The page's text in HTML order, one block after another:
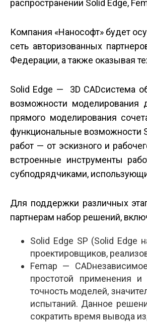
распространении Solid Edge,
Компания «Нанософт» будет
сеть авторизованных
Федерации, а также оказывая
Solid Edge — 3D CAD­система
возможности моделирования
прямого моделирования
функциональные возможности
работ — от эскизного и
встроенные инструменты
субподрядчиками,
Для поддержки различных
партнерам набор решений,
Solid Edge SP (Solid Edge
проектировщиков,
Femap —
простотой применения и
точность моделей,
испытаний. Данное
сократить время вывода